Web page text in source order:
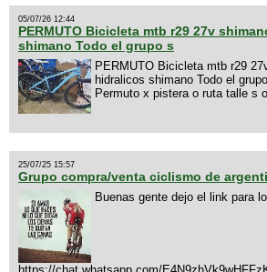
05/07/26 12:44
PERMUTO Bicicleta mtb r29 27v
shimano Todo el grupo s
PERMUTO Bicicleta mtb r29
hidralicos shimano Todo el
Permuto x pistera o ruta talle s o
25/07/25 15:57
Grupo compra/venta ciclismo de
Buenas gente dejo el link para